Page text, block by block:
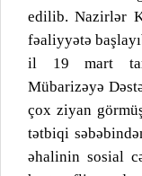
edilib. Nazirlər
fəaliyyətə
il 19 mart
Mübarizəyə
çox ziyan
tətbiqi
əhalinin sosial